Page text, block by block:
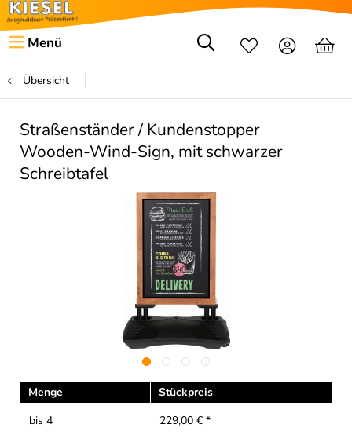
Menü
Übersicht
Straßenständer / Kundenstopper
Wooden-Wind-Sign, mit schwarzer
Schreibtafel
Menge
Stückpreis
bis 4 229,00 € *